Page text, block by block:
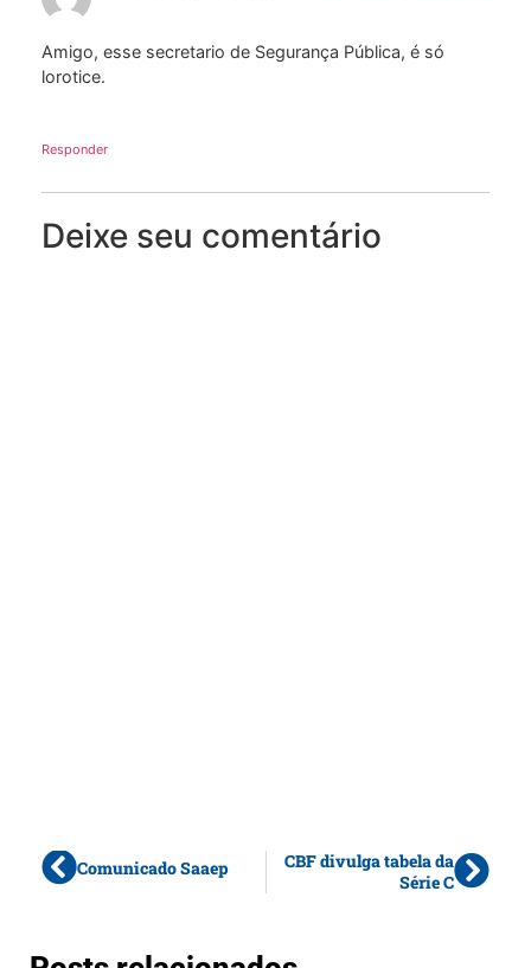
Amigo, esse secretario de Segurança Pública, é só
lorotice.
Responder
Deixe seu comentário
Comunicado Saaep
CBF divulga tabela da
Série C